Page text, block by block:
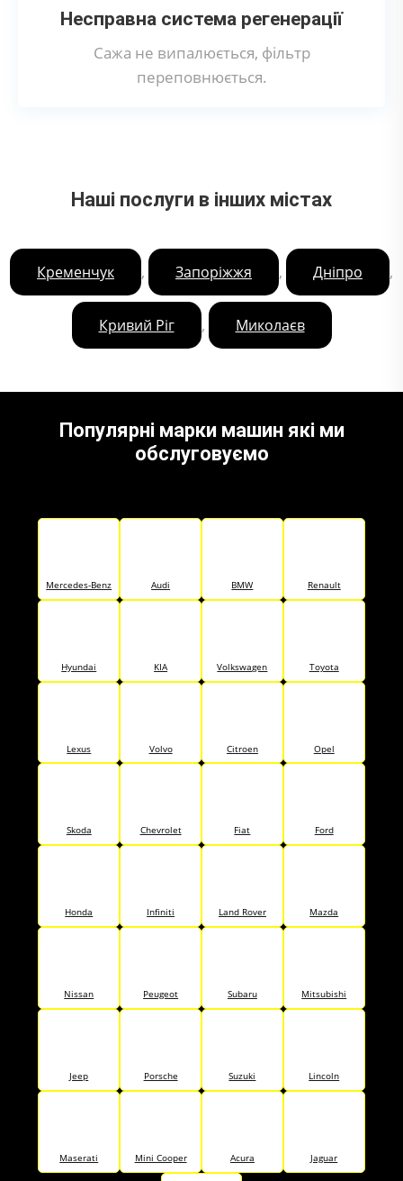
Несправна система регенерації
Сажа не випалюється, фільтр
переповнюється.
Наші послуги в інших містах
Кременчук , Запоріжжя , Дніпро ,
Кривий Ріг , Миколаєв
Популярні марки машин які ми
обслуговуємо
Mercedes-Benz Audi BMW Renault
Hyundai KIA Volkswagen Toyota
Lexus Volvo Citroen Opel
Skoda Chevrolet Fiat Ford
Honda Infiniti Land Rover Mazda
Nissan Peugeot Subaru Mitsubishi
Jeep Porsche Suzuki Lincoln
Maserati Mini Cooper Acura Jaguar